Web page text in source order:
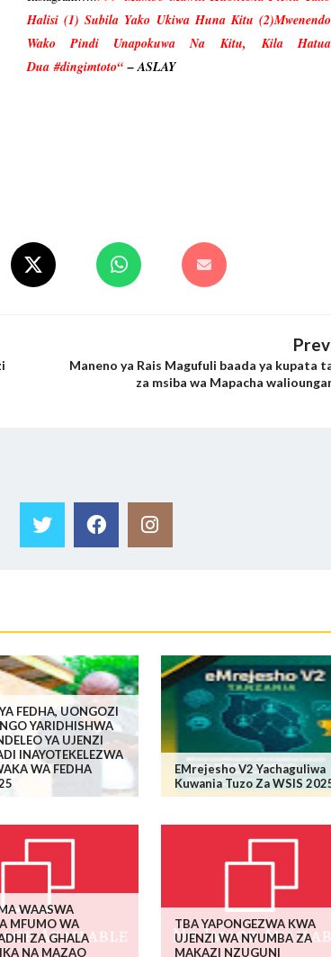
Halisi (1) Subila Yako Ukiwa Huna Kitu (2)Mwenendo
Wako Pindi Unapokuwa Na Kitu, Kila Hatua
Dua#dingimtoto“ – ASLAY
Maneno ya Rais Magufuli baada ya kupata
za msiba wa Mapacha
FEDHA, UONGOZI
YARIDHISHWA
YA UJENZI
INAYOTEKELEZWA
WA FEDHA
EMrejesho V2 Yachaguliwa
Kuwania Tuzo Za WSIS
WAASWA
MFUMO WA
ZA GHALA
NA MAZAO
TBA YAPONGEZWA KWA
UJENZI WA NYUMBA ZA
MAKAZI NZUGUNI